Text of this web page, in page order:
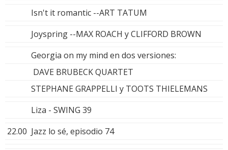
Isn't it romantic --ART TATUM
Joyspring --MAX ROACH y CLIFFORD BROWN
Georgia on my mind en dos versiones:
DAVE BRUBECK QUARTET
STEPHANE GRAPPELLI y TOOTS THIELEMANS
Liza - SWING 39
22.00 Jazz lo sé, episodio 74